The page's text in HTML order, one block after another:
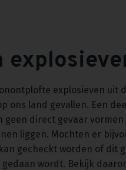
explosieven uit
ons land gevallen. Een
direct gevaar
liggen. Mochten er
gecheckt worden of dit
wordt. Bekijk